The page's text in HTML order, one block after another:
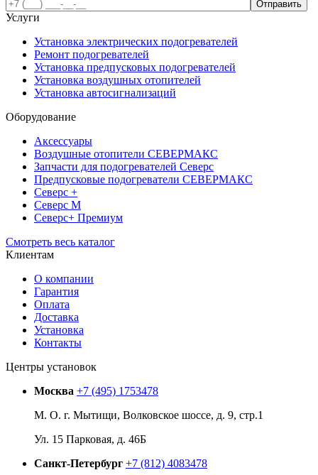
Услуги
Установка электрических подогревателей
Ремонт подогревателей
Установка предпусковых подогревателей
Установка воздушных отопителей
Установка автосигнализаций
Оборудование
Аксессуары
Воздушные отопители СЕВЕРМАКС
Запчасти для подогревателей Северс
Предпусковые подогреватели СЕВЕРМАКС
Северс +
Северс М
Северс+ Премиум
Смотреть весь каталог
Клиентам
О компании
Гарантия
Оплата
Доставка
Установка
Контакты
Центры установок
Москва +7 (495) 1753478
М. О. г. Мытищи, Волковское шоссе, д. 9, стр.1
Ул. 15 Парковая, д. 46Б
Санкт-Петербург +7 (812) 4083478